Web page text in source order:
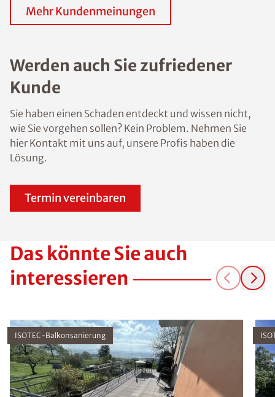
Mehr Kundenmeinungen
Werden auch Sie zufriedener
Kunde
Sie haben einen Schaden entdeckt und wissen nicht,
wie Sie vorgehen sollen? Kein Problem. Nehmen Sie
hier Kontakt mit uns auf, unsere Profis haben die
Lösung.
Termin vereinbaren
Das könnte Sie auch
interessieren
ISOTEC-Balkonsanierung